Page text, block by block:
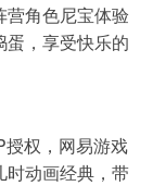
营角色尼宝体验
，享受快乐的
授权，网易游戏
时动画经典，带